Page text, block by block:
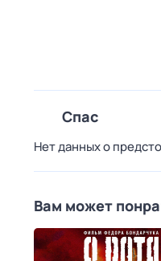
Спас
Нет данных о
Вам может